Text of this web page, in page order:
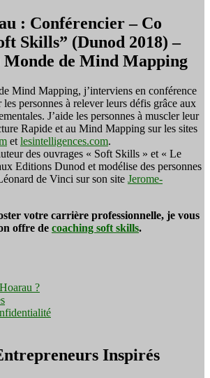
: Conférencier – Co
Skills” (Dunod 2018) –
Monde de Mind Mapping
Mind Mapping, j’interviens en conférence
personnes à relever leurs défis grâce aux
J’aide les personnes à muscler leur
Rapide et au Mind Mapping sur les sites
et lesintelligences.com.
des ouvrages « Soft Skills » et « Le
Editions Dunod et modélise des personnes
de Vinci sur son site Jerome-
votre carrière professionnelle, je vous
offre de coaching soft skills.
?
Inspirés